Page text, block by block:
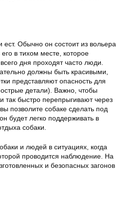
Обычно он состоит из вольера
в тихом месте, которое
дня проходят часто люди.
должны быть красивыми,
представляют опасность для
острые детали). Важно, чтобы
так быстро перепрыгивают через
позволите собаке сделать под
будет легко поддерживать в
собаки.
и людей в ситуациях, когда
проводится наблюдение. На
и безопасных загонов